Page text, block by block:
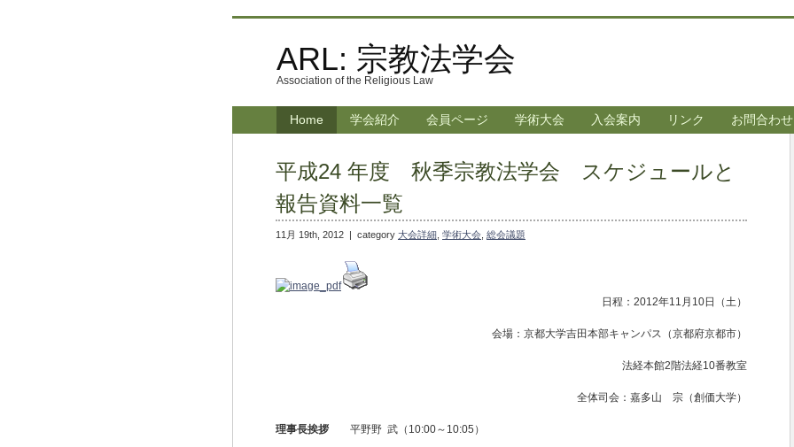
ARL: 宗教法学会
Association of the Religious Law
Home 学会紹介 会員ページ 学術大会 入会案内 リンク お問合わせ
平成24 年度 秋季宗教法学会 スケジュールと
報告資料一覧
11月 19th, 2012 | category 大会詳細 学術大会 総会議題
日程：2012年11月10日（土）
会場：京都大学吉田本部キャンパス（京都府京都市）
法経本館2階法経10番教室
全体司会：嘉多山 宗（創価大学）
理事長挨拶 平野野 武（10:00～10:05）